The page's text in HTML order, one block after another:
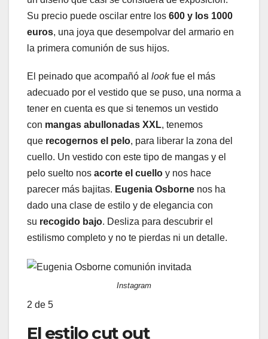
Su precio puede oscilar entre los 600 y los 1000
euros, una joya que desempolvar del armario en
la primera comunión de sus hijos.
El peinado que acompañó al lookfue el más
adecuado por el vestido que se puso, una norma a
tener en cuenta es que si tenemos un vestido
con mangas abullonadas XXL, tenemos
que recogernos el pelo, para liberar la zona del
cuello. Un vestido con este tipo de mangas y el
pelo suelto nos acorte el cuello y nos hace
parecer más bajitas. Eugenia Osborne nos ha
dado una clase de estilo y de elegancia con
su recogido bajo. Desliza para descubrir el
estilismo completo y no te pierdas ni un detalle.
Instagram
2 de 5
El estilo cut out